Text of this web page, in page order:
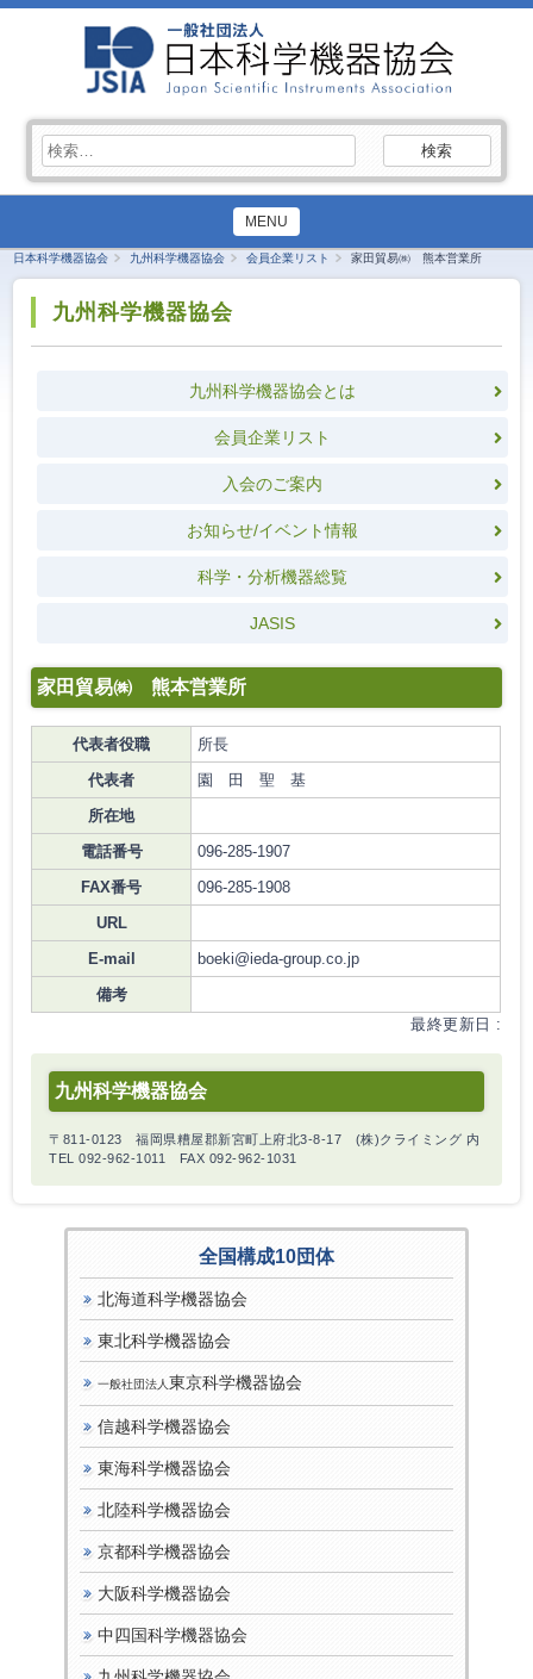
索:
MENU
日本科学機器協会 九州科学機器協会 会員企業リスト 家田貿易㈱ 熊本営業所
九州科学機器協会
九州科学機器協会とは
会員企業リスト
入会のご案内
お知らせ/イベント情報
科学・分析機器総覧
JASIS
家田貿易㈱ 熊本営業所
代表者役職
所長
代表者
園 田 聖 基
所在地
電話番号
096-285-1907
FAX番号
096-285-1908
URL
E-mail
boeki@ieda-group.co.jp
備考
最終更新日 :
九州科学機器協会
〒811-0123 福岡県糟屋郡新宮町上府北3-8-17 (株)クライミング 内
TEL 092-962-1011 FAX 092-962-1031
全国構成10団体
北海道科学機器協会
東北科学機器協会
一般社団法人 東京科学機器協会
信越科学機器協会
東海科学機器協会
北陸科学機器協会
京都科学機器協会
大阪科学機器協会
中四国科学機器協会